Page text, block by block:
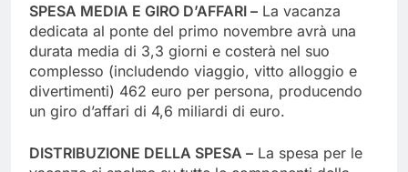
SPESA MEDIA E GIRO D’AFFARI – La vacanza
dedicata al ponte del primo novembre avrà una
durata media di 3,3 giorni e costerà nel suo
complesso (includendo viaggio, vitto alloggio e
divertimenti) 462 euro per persona, producendo
un giro d’affari di 4,6 miliardi di euro.
DISTRIBUZIONE DELLA SPESA – La spesa per le